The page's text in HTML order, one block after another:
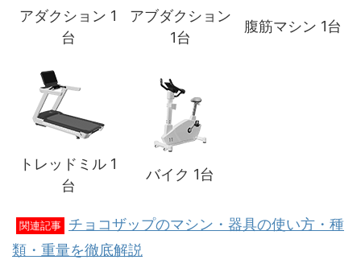
アダクション 1
台
アブダクション
1台
腹筋マシン 1台
トレッドミル 1
台
バイク 1台
関連記事
チョコザップのマシン・器具の使い方・種
類・重量を徹底解説